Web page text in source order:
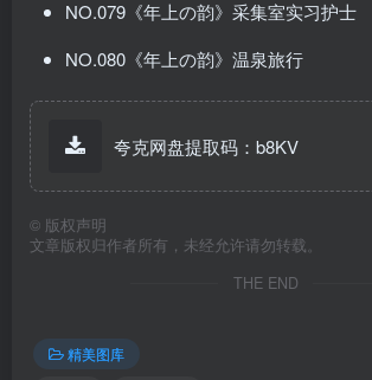
NO.079《年上の韵》采集室实习护士
NO.080《年上の韵》温泉旅行
夸克网盘提取码：b8KV
© 版权声明
文章版权归作者所有，未经允许请勿转载。
THE END
精美图库